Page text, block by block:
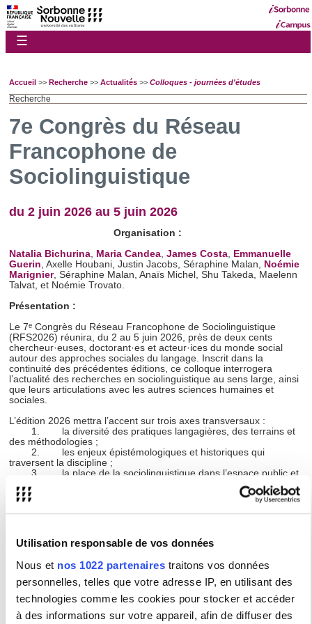
Utilisation responsable de vos données
Nous et nos 1022 partenaires traitons vos données
personnelles, telles que votre adresse IP, en utilisant des
technologies comme les cookies pour stocker et accéder
à des informations sur votre appareil, afin de diffuser des
☰
Accueil >> Recherche >> Actualités >> Colloques - journées d'études
Recherche
7e Congrès du Réseau
Francophone de
Sociolinguistique
du 2 juin 2026 au 5 juin 2026
Organisation :
Natalia Bichurina, Maria Candea, James Costa, Emmanuelle
Guerin, Axelle Houbani, Justin Jacobs, Séraphine Malan, Noémie
Marignier, Séraphine Malan, Anaïs Michel, Shu Takeda, Maelenn
Talvat, et Noémie Trovato.
Présentation :
Le 7ᵉ Congrès du Réseau Francophone de Sociolinguistique
(RFS2026) réunira, du 2 au 5 juin 2026, près de deux cents
chercheur·euses, doctorant·es et acteur·ices du monde social
autour des approches sociales du langage. Inscrit dans la
continuité des précédentes éditions, ce colloque interrogera
l’actualité des recherches en sociolinguistique au sens large, ainsi
que leurs articulations avec les autres sciences humaines et
sociales.
L’édition 2026 mettra l’accent sur trois axes transversaux :
1. la diversité des pratiques langagières, des terrains et
des méthodologies ;
2. les enjeux épistémologiques et historiques qui
traversent la discipline ;
3. la place de la sociolinguistique dans l’espace public et
les débats de société.
La manifestation s’appuie sur un large comité scientifique
international et sur l’expertise d’une équipe d’organisation issue de
Elle proposera des plénières, des ateliers thématiques et des
tables rondes participatives ouvertes également à des partenaires
savoirs vers un public non académique.
Le Congrès du RFS2026 contribuera ainsi à donner une visibilité
nationale et internationale aux recherches menées dans les
approches sociales du langage et à renforcer les liens entre
science et société.